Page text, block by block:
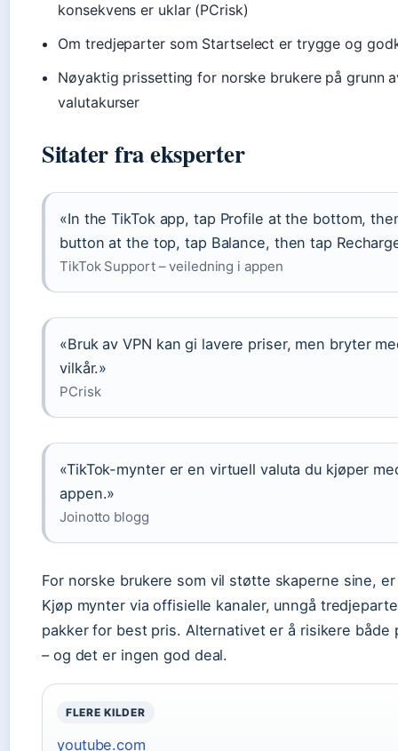
konsekvens er uklar (PCrisk)
Om tredjeparter som Startselect er trygge og
Nøyaktig prissetting for norske brukere på grunn
valutakurser
Sitater fra eksperter
«In the TikTok app, tap Profile at the bottom,
button at the top, tap Balance, then tap
TikTok Support – veiledning i appen
«Bruk av VPN kan gi lavere priser, men bryter
vilkår.»
PCrisk
«TikTok-mynter er en virtuell valuta du kjøper
appen.»
Joinotto blogg
For norske brukere som vil støtte skaperne sine,
Kjøp mynter via offisielle kanaler, unngå
pakker for best pris. Alternativet er å risikere både
– og det er ingen god deal.
FLERE KILDER
youtube.com